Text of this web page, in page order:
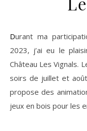
Durant ma participation au projet Tarnaises ! en juillet
2023, j’ai eu le
Château Les Vignals.
soirs de juillet et
propose des
jeux en bois pour les